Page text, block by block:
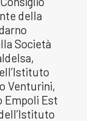
della
Società
Venturini,
Empoli Est